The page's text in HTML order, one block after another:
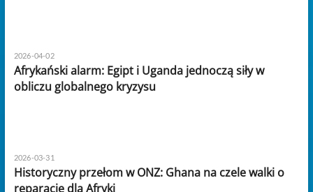
2026-04-02
Afrykański alarm: Egipt i Uganda jednoczą siły w
obliczu globalnego kryzysu
2026-03-31
Historyczny przełom w ONZ: Ghana na czele walki o
reparacje dla Afryki